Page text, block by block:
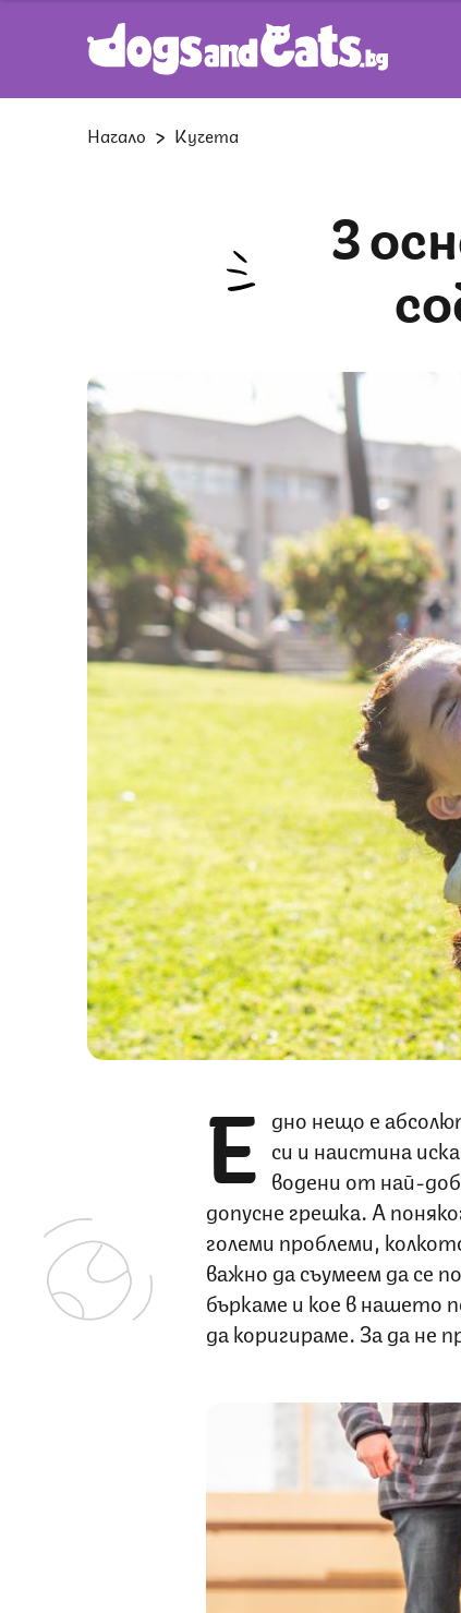
Начало Кучета
3 основни грешки, които всеки
Е дно нещо е
си и наистина
водени от най-
допусне грешка. А
големи проблеми,
важно да съумеем да се
бъркаме и кое в нашето
да коригираме. За да